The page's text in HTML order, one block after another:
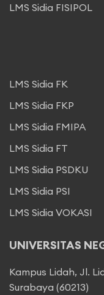
LMS Sidia FISIPOL
LMS Sidia FK
LMS Sidia FKP
LMS Sidia FMIPA
LMS Sidia FT
LMS Sidia PSDKU
LMS Sidia PSI
LMS Sidia VOKASI
UNIVERSITAS
Kampus Lidah, Jl.
Surabaya (60213)